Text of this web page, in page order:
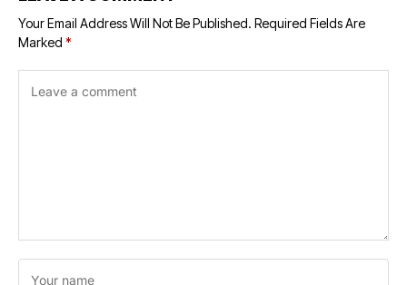
Your Email Address Will Not Be Published. Required Fields Are
Marked *